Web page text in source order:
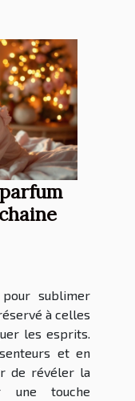
sublimer
à celles
les esprits.
et en
de révéler la
une touche